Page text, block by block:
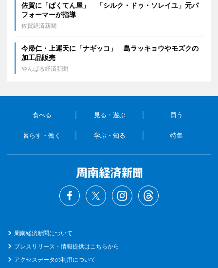
佐賀に「ばくてん屋」 「シルク・ドゥ・ソレイユ」元パ
フォーマーが指導
佐賀経済新聞
今帰仁・上運天に「ナギッコ」 島ラッキョウやモズクの
加工品販売
やんばる経済新聞
食べる 見る・遊ぶ 買う
暮らす・働く 学ぶ・知る 特集
周南経済新聞について
プレスリリース・情報提供はこちらから
アクセスデータの利用について